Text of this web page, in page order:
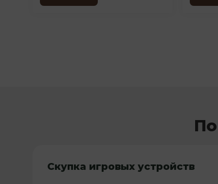
Скупка игровых устройств